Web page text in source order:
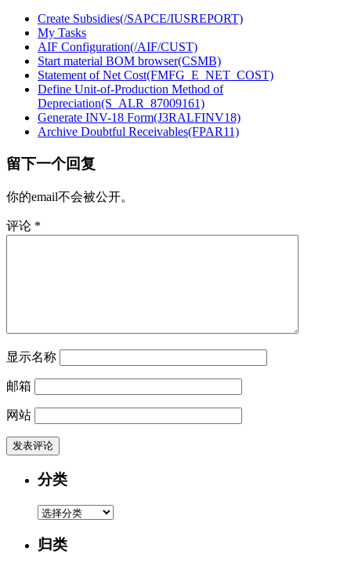
Create Subsidies(/SAPCE/IUSREPORT)
My Tasks
AIF Configuration(/AIF/CUST)
Start material BOM browser(CSMB)
Statement of Net Cost(FMFG_E_NET_COST)
Define Unit-of-Production Method of
Depreciation(S_ALR_87009161)
Generate INV-18 Form(J3RALFINV18)
Archive Doubtful Receivables(FPAR11)
留下一个回复
你的email不会被公开。
评论 *
显示名称
邮箱
网站
分类
分
归类